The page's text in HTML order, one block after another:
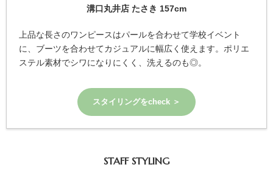
溝口丸井店 たさき 157cm
上品な長さのワンピースはパールを合わせて学校イベント
に、ブーツを合わせてカジュアルに幅広く使えます。ポリエ
ステル素材でシワになりにくく、洗えるのも◎。
スタイリングをcheck ＞
STAFF STYLING